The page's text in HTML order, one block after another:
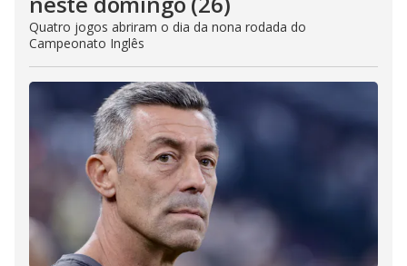
Quatro jogos abriram o dia da nona rodada do
Campeonato Inglês